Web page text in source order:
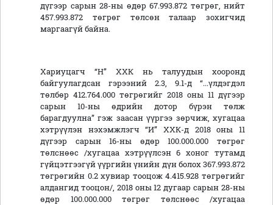
дүгээр сарын 28-ны өдөр 67.993.872 төгрөг, нийт
457.993.872 төгрөг төлсөн талаар зохигчид
маргаагүй байна.
Хариуцагч “Н” ХХК нь талуудын хооронд
байгуулагдсан гэрээний 2.3, 9.1-д “...үлдэгдэл
төлбөр 412.764.000 төгрөгийг 2018 оны 11 дүгээр
сарын 10-ны өдрийн дотор бүрэн төлж
барагдуулна” гэж заасан үүргээ зөрчиж, хугацаа
хэтрүүлэн нэхэмжлэгч “И” ХХК-д 2018 оны 11
дүгээр сарын 16-ны өдөр 100.000.000 төгрөг
төлснөөс /хугацаа хэтрүүлсэн 6 хоног тутамд
гүйцэтгээгүй үүргийн үнийн дүн болох 367.993.872
төгрөгийн 0.2 хувиар тооцож 4.415.928 төгрөгийг
алдангид тооцон/, 2018 оны 12 дугаар сарын 28-ны
өдөр 100.000.000 төгрөг төлснөөс /хугацаа